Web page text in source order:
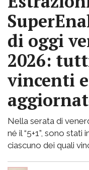
di oggi
2026:
vincenti
Nella serata di
né il “5+1”, sono stati
ciascuno dei quali